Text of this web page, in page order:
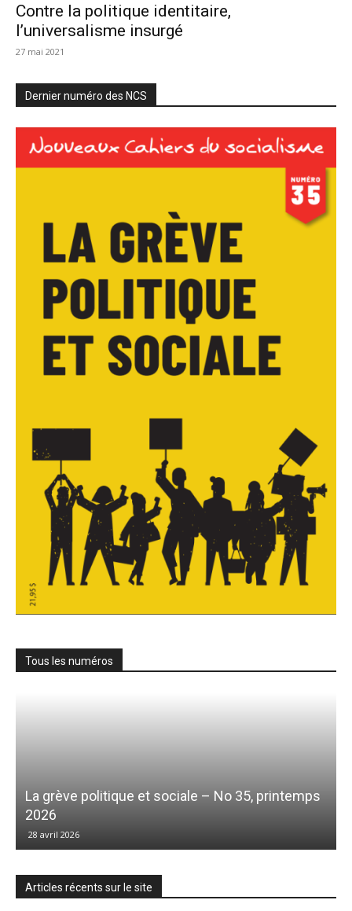
Contre la politique identitaire,
l’universalisme insurgé
27 mai 2021
Dernier numéro des NCS
Tous les numéros
La grève politique et sociale – No 35, printemps
2026
28 avril 2026
Articles récents sur le site